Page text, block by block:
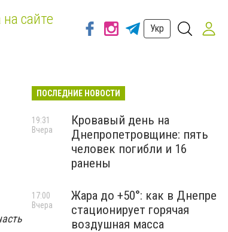
сайте
Укр
ПОСЛЕДНИЕ НОВОСТИ
Кровавый день на
Днепропетровщине: пять
человек погибли и 16
ранены
19:31
Вчера
Жара до +50°: как в Днепре
стационирует горячая
воздушная масса
17:00
Вчера